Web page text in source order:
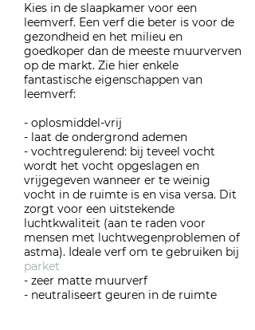
Kies in de slaapkamer voor een
leemverf. Een verf die beter is voor de
gezondheid en het milieu en
goedkoper dan de meeste muurverven
op de markt. Zie hier enkele
fantastische eigenschappen van
leemverf:
- oplosmiddel-vrij
- laat de ondergrond ademen
- vochtregulerend: bij teveel vocht
wordt het vocht opgeslagen en
vrijgegeven wanneer er te weinig
vocht in de ruimte is en visa versa. Dit
zorgt voor een uitstekende
luchtkwaliteit (aan te raden voor
mensen met luchtwegenproblemen of
astma). Ideale verf om te gebruiken bij
parket
- zeer matte muurverf
- neutraliseert geuren in de ruimte